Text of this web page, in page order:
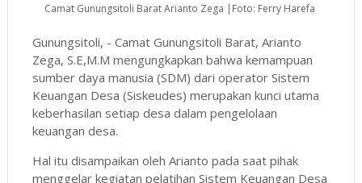
Camat Gunungsitoli Barat Arianto Zega |Foto: Ferry Harefa
Gunungsitoli, - Camat Gunungsitoli Barat, Arianto
Zega, S.E,M.M mengungkapkan bahwa kemampuan
sumber daya manusia (SDM) dari operator Sistem
Keuangan Desa (Siskeudes) merupakan kunci utama
keberhasilan setiap desa dalam pengelolaan
keuangan desa.
Hal itu disampaikan oleh Arianto pada saat pihak
menggelar kegiatan pelatihan Sistem Keuangan Desa